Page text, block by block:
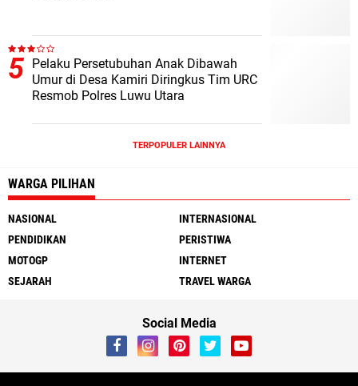
Pelaku Persetubuhan Anak Dibawah
Umur di Desa Kamiri Diringkus Tim URC
Resmob Polres Luwu Utara
TERPOPULER LAINNYA
WARGA PILIHAN
NASIONAL
INTERNASIONAL
PENDIDIKAN
PERISTIWA
MOTOGP
INTERNET
SEJARAH
TRAVEL WARGA
Social Media